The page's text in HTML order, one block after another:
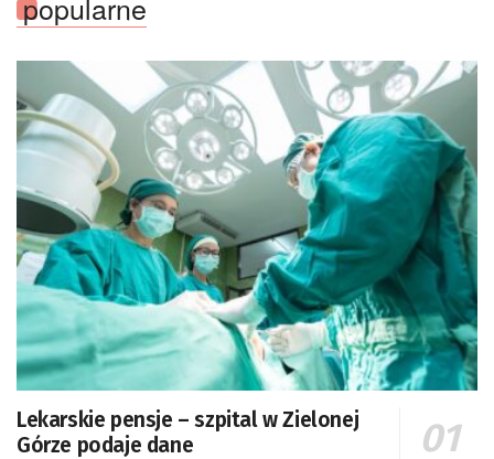
Lekarskie pensje – szpital w Zielonej
Górze podaje dane